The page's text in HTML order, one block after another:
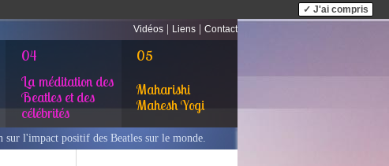
✓ J'ai compris
Vidéos
Liens Contact
04
La méditation des
Beatles et des
célébrités
05
Maharishi
Mahesh Yogi
l'impact positif des Beatles sur le monde.